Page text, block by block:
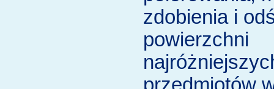
zdobienia i
powierzchni